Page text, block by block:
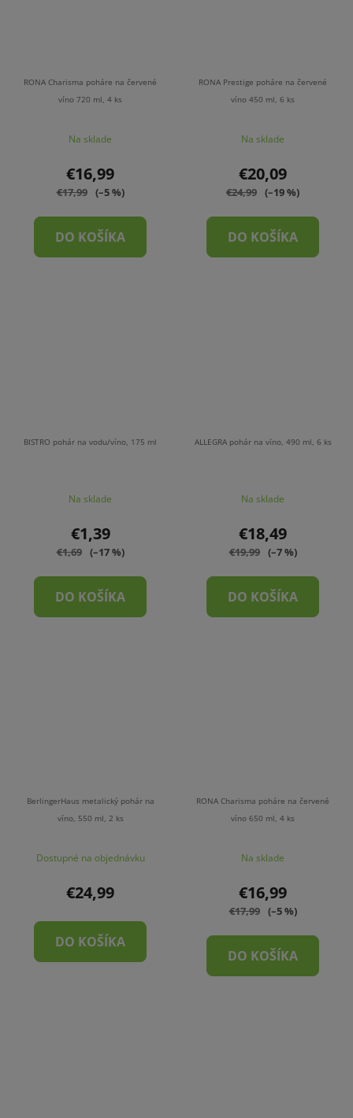
RONA Charisma poháre na červené
víno 720 ml, 4 ks
Na sklade
€16,99
€17,99 (–5 %)
DO KOŠÍKA
RONA Prestige poháre na červené
víno 450 ml, 6 ks
Na sklade
€20,09
€24,99 (–19 %)
DO KOŠÍKA
BISTRO pohár na vodu/víno, 175 ml
Na sklade
€1,39
€1,69 (–17 %)
DO KOŠÍKA
ALLEGRA pohár na víno, 490 ml, 6 ks
Na sklade
€18,49
€19,99 (–7 %)
DO KOŠÍKA
BerlingerHaus metalický pohár na
víno, 550 ml, 2 ks
Dostupné na objednávku
€24,99
DO KOŠÍKA
RONA Charisma poháre na červené
víno 650 ml, 4 ks
Na sklade
€16,99
€17,99 (–5 %)
DO KOŠÍKA